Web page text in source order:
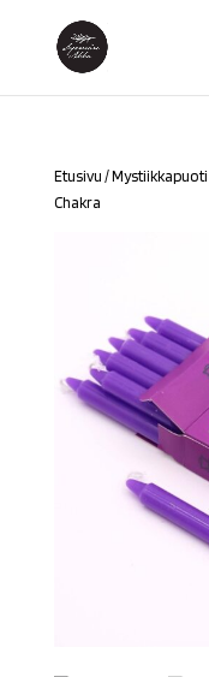
Etusivu /Mystiikkapuoti
Chakra